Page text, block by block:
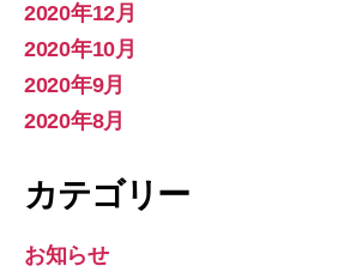
2020年12月
2020年10月
2020年9月
2020年8月
カテゴリー
お知らせ